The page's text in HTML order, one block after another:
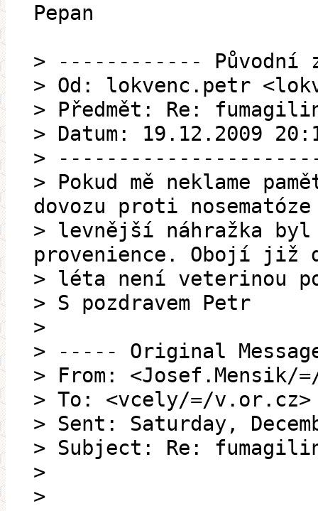
Pepan
> ------------ Původní
> Od: lokvenc.petr
> Předmět: Re:
> Datum: 19.12.2009
>
> Pokud mě neklame
dovozu proti
> levnější náhražka byl
provenience. Obojí již
> léta není veterinou
> S pozdravem Petr
>
> ----- Original
> From: <Josef.Mensik/
> To: <vcely/=/v.or.cz>
> Sent: Saturday,
> Subject: Re:
>
>